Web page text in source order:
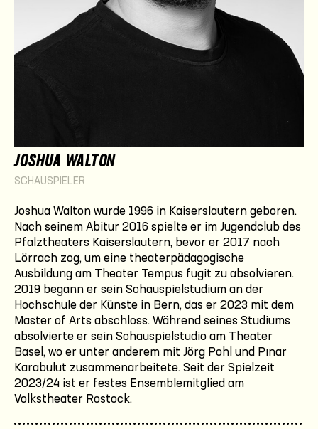
JOSHUA WALTON
SCHAUSPIELER
Joshua Walton wurde 1996 in Kaiserslautern geboren.
Nach seinem Abitur 2016 spielte er im Jugendclub des
Pfalztheaters Kaiserslautern, bevor er 2017 nach
Lörrach zog, um eine theaterpädagogische
Ausbildung am Theater Tempus fugit zu absolvieren.
2019 begann er sein Schauspielstudium an der
Hochschule der Künste in Bern, das er 2023 mit dem
Master of Arts abschloss. Während seines Studiums
absolvierte er sein Schauspielstudio am Theater
Basel, wo er unter anderem mit Jörg Pohl und Pınar
Karabulut zusammenarbeitete. Seit der Spielzeit
2023/24 ist er festes Ensemblemitglied am
Volkstheater Rostock.